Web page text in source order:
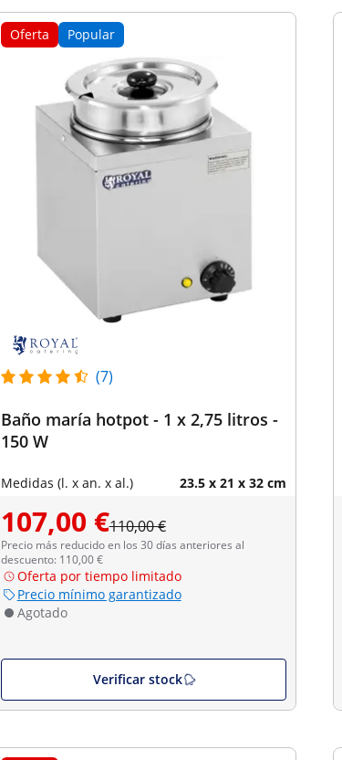
Oferta Popular
(7)
Baño maría hotpot - 1 x 2,75 litros -
150 W
Medidas (l. x an. x al.) 23.5 x 21 x 32 cm
107,00 €110,00 €
Precio más reducido en los 30 días anteriores al
descuento: 110,00 €
Oferta por tiempo limitado
Precio mínimo garantizado
Agotado
Verificar stock